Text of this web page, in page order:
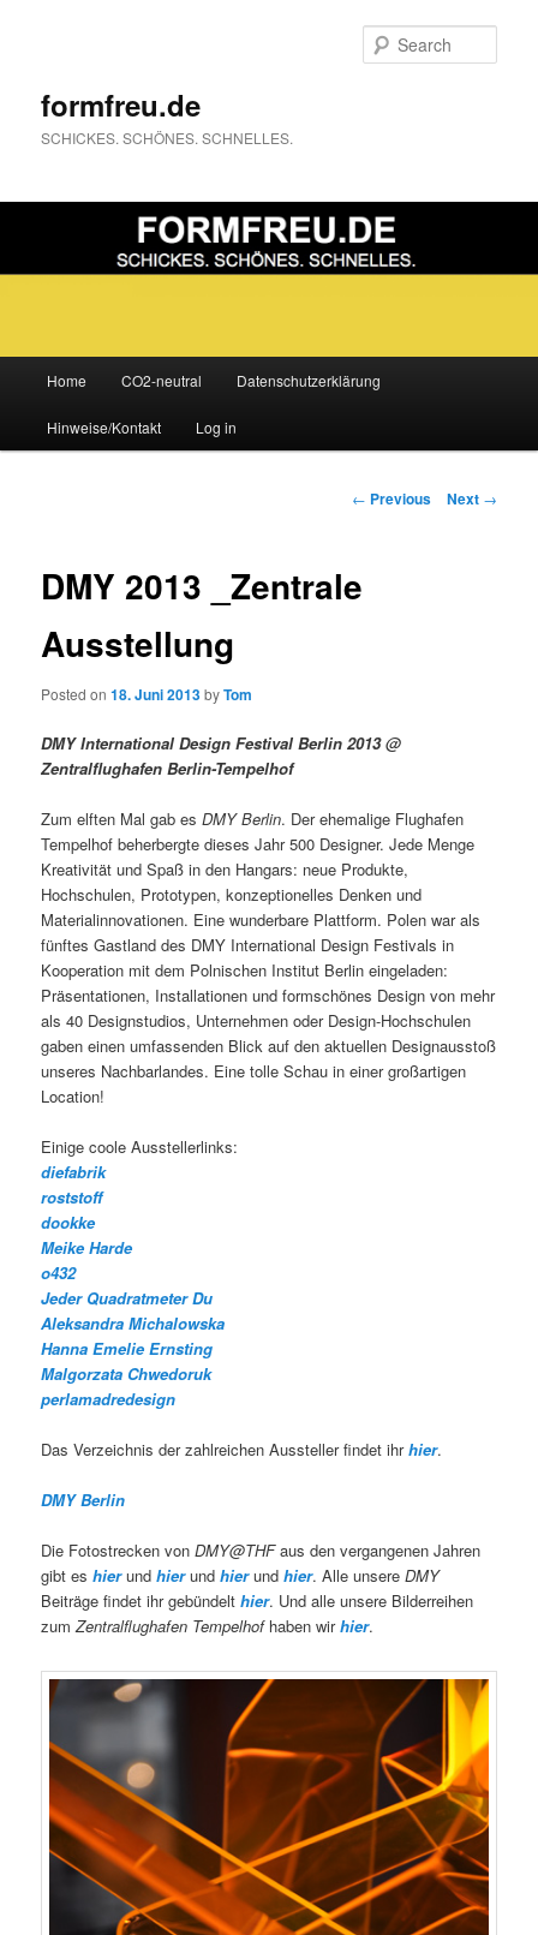
formfreu.de
SCHICKES. SCHÖNES. SCHNELLES.
Skip
to
Home CO2-neutral Datenschutzerklärung
Hinweise/Kontakt Log in
Post
← Previous Next →
DMY 2013 _Zentrale
Ausstellung
Posted on18. Juni 2013byTom
DMY International Design Festival Berlin 2013 @
Zentralflughafen Berlin-Tempelhof
Zum elften Mal gab esDMY Berlin. Der ehemalige Flughafen
Tempelhof beherbergte dieses Jahr 500 Designer. Jede Menge
Kreativität und Spaß in den Hangars: neue Produkte,
Hochschulen, Prototypen, konzeptionelles Denken und
Materialinnovationen. Eine wunderbare Plattform. Polen war als
fünftes Gastland des DMY International Design Festivals in
Kooperation mit dem Polnischen Institut Berlin eingeladen:
Präsentationen, Installationen und formschönes Design von mehr
als 40 Designstudios, Unternehmen oder Design-Hochschulen
gaben einen umfassenden Blick auf den aktuellen Designausstoß
unseres Nachbarlandes. Eine tolle Schau in einer großartigen
Location!
Einige coole Ausstellerlinks:
diefabrik
roststoff
dookke
Meike Harde
o432
Jeder Quadratmeter Du
Aleksandra Michalowska
Hanna Emelie Ernsting
Malgorzata Chwedoruk
perlamadredesign
Das Verzeichnis der zahlreichen Aussteller findet ihrhier.
DMY Berlin
Die Fotostrecken vonDMY@THFaus den vergangenen Jahren
gibt eshierundhierundhierundhier. Alle unsereDMY
Beiträge findet ihr gebündelthier. Und alle unsere Bilderreihen
zumZentralflughafen Tempelhofhaben wirhier.